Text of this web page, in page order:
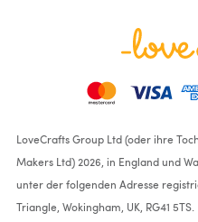
LoveCrafts Group Ltd (oder ihre
Makers Ltd) 2026, in England und
unter der folgenden Adresse
Triangle, Wokingham, UK, RG41 5TS.